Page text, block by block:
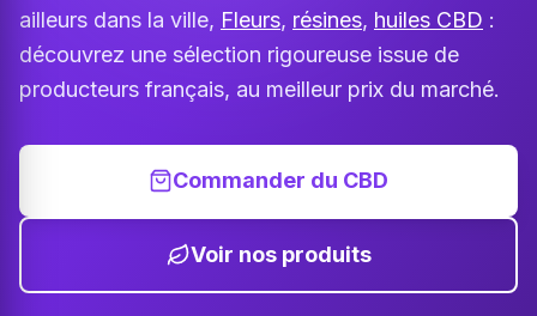
ailleurs dans la ville, Fleurs, résines, huiles CBD :
découvrez une sélection rigoureuse issue de
producteurs français, au meilleur prix du marché.
Commander du CBD
Voir nos produits